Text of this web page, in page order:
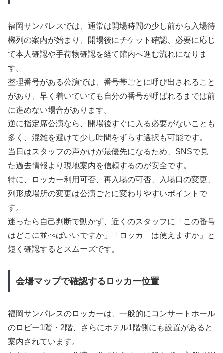
福岡サンパレスでは、通常は開場時間の少し前から入場待
機列の案内が始まり、開場後にチケット確認、必要に応じ
て本人確認や手荷物確認を経て館内へ進む流れになりま
す。
整理番号がある公演では、番号帯ごとに呼び出されること
があり、早く着いていても自分の番号が呼ばれるまでは前
に進めない場合があります。
逆に指定席公演なら、開場後すぐに入る必要がないことも
多く、混雑を避けて少し時間をずらす選択も可能です。
当日はスタッフの声かけが最優先になるため、SNSで見
た過去情報より現地案内を信頼するのが安全です。
特に、ロッカー利用可否、再入場の可否、入場口の変更、
列形成場所の変更は公演ごとに変わりやすいポイントで
す。
迷ったら自己判断で動かず、近くのスタッフに「この番号
はどこに並べばいいですか」「ロッカーは使えますか」と
短く確認するとスムーズです。
会場マップで確認するロッカー位置
福岡サンパレスのロッカーは、一般的にコンサートホール
のロビー1階・2階、さらにホテル1階側にも設置があると
案内されています。